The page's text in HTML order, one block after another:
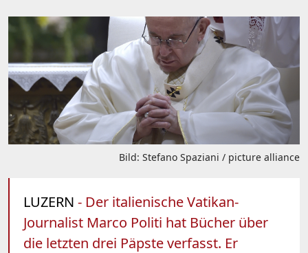
Bild: Stefano Spaziani / picture alliance
LUZERN - Der italienische Vatikan-
Journalist Marco Politi hat Bücher über
die letzten drei Päpste verfasst. Er